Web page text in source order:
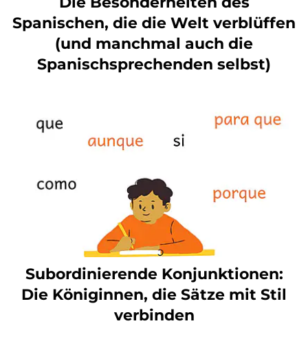
Spanischen, die die Welt verblüffen
(und manchmal auch die
Spanischsprechenden selbst)
Subordinierende Konjunktionen:
Die Königinnen, die Sätze mit Stil
verbinden